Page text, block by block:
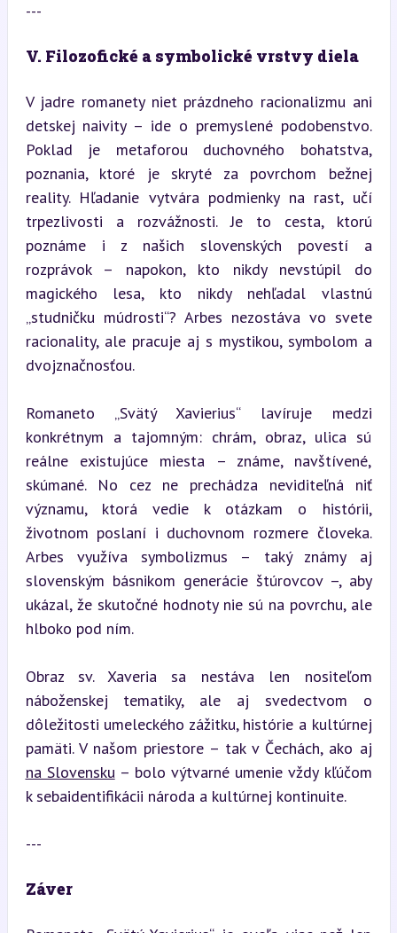
---
V. Filozofické a symbolické vrstvy diela
V jadre romanety niet prázdneho racionalizmu ani
detskej naivity – ide o premyslené podobenstvo.
Poklad je metaforou duchovného bohatstva,
poznania, ktoré je skryté za povrchom bežnej
reality. Hľadanie vytvára podmienky na rast, učí
trpezlivosti a rozvážnosti. Je to cesta, ktorú
poznáme i z našich slovenských povestí a
rozprávok – napokon, kto nikdy nevstúpil do
magického lesa, kto nikdy nehľadal vlastnú
„studničku múdrosti“? Arbes nezostáva vo svete
racionality, ale pracuje aj s mystikou, symbolom a
dvojznačnosťou.
Romaneto „Svätý Xavierius“ lavíruje medzi
konkrétnym a tajomným: chrám, obraz, ulica sú
reálne existujúce miesta – známe, navštívené,
skúmané. No cez ne prechádza neviditeľná niť
významu, ktorá vedie k otázkam o histórii,
životnom poslaní i duchovnom rozmere človeka.
Arbes využíva symbolizmus – taký známy aj
slovenským básnikom generácie štúrovcov –, aby
ukázal, že skutočné hodnoty nie sú na povrchu, ale
hlboko pod ním.
Obraz sv. Xaveria sa nestáva len nositeľom
náboženskej tematiky, ale aj svedectvom o
dôležitosti umeleckého zážitku, histórie a kultúrnej
na Slovensku – bolo výtvarné umenie vždy kľúčom
k sebaidentifikácii národa a kultúrnej kontinuite.
---
Záver